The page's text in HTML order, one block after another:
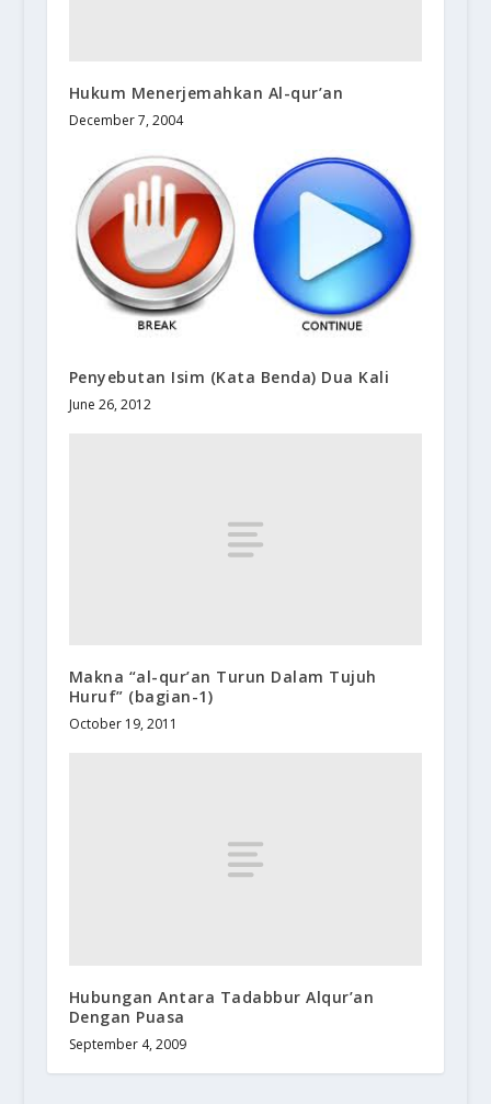
Hukum Menerjemahkan Al-qur’an
December 7, 2004
Penyebutan Isim (Kata Benda) Dua Kali
June 26, 2012
Makna “al-qur’an Turun Dalam Tujuh
Huruf” (bagian-1)
October 19, 2011
Hubungan Antara Tadabbur Alqur’an
Dengan Puasa
September 4, 2009